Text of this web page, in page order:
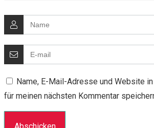
Name, E-Mail-Adresse und Website
für meinen nächsten Kommentar